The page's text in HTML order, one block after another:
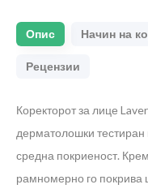
Опис Начин на
Рецензии
Коректорот за лице
дерматолошки тестиран
средна покриеност.
рамномерно го покрива